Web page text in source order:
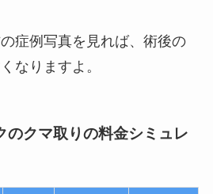
症例写真を見れば、術後の
なりますよ。
のクマ取りの料金シミュレ